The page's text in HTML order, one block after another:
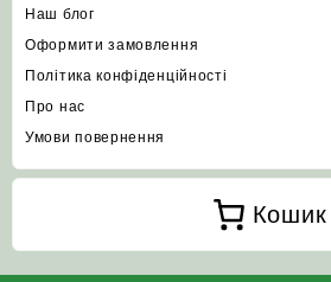
Наш блог
Оформити замовлення
Політика конфіденційності
Про нас
Умови повернення
Кошик